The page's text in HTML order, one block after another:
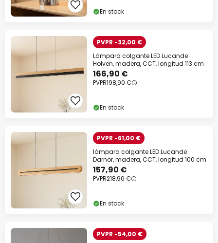
En stock
PVPR -32,00 €
Lámpara colgante LED Lucande
Holven, madera, CCT, longitud 113 cm
166,90 €
PVPR198,90 €
En stock
PVPR -61,00 €
lámpara colgante LED Lucande
Darnor, madera, CCT, longitud 100 cm
157,90 €
PVPR218,90 €
En stock
PVPR -54,00 €